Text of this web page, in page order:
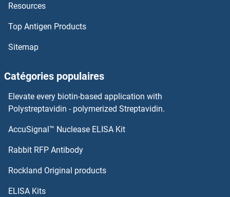
SH3D19 Protéines
SH3BP5 Protéines
SH3BP2 Protéines
SH3BP1 Protéines
SH3BGRL3 Protéines
Resources
Top Antigen Products
Sitemap
Catégories populaires
Elevate every biotin-based application with
Polystreptavidin - polymerized Streptavidin.
AccuSignal™ Nuclease ELISA Kit
Rabbit RFP Antibody
Rockland Original products
ELISA Kits